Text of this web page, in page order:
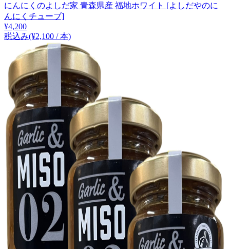
にんにくのよしだ家 青森県産 福地ホワイト [よしだやのに
んにくチューブ]
¥4,200
税込み(¥2,100 / 本)